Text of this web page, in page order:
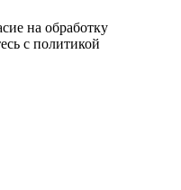
на обработку
c политикой